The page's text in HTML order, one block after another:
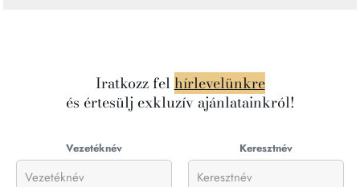
Iratkozz felhírlevelünkre
és értesülj exkluzív ajánlatainkról!
Vezetéknév Keresztnév